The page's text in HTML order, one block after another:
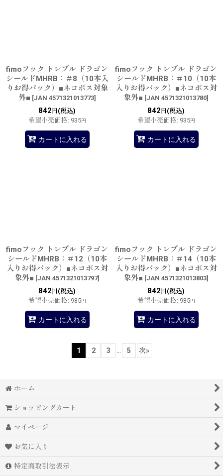
fimoフック トレブル ドラゴン
シールドMHRB：＃8（10本入
りお得パック）■ネコポス対象
外■ [JAN 4571321013773]
842 円(税込)
希望小売価格: 935円
カートに入れる
fimoフック トレブル ドラゴン
シールドMHRB：＃10（10本
入りお得パック）■ネコポス対
象外■ [JAN 4571321013780]
842 円(税込)
希望小売価格: 935円
カートに入れる
fimoフック トレブル ドラゴン
シールドMHRB：＃12（10本
入りお得パック）■ネコポス対
象外■ [JAN 4571321013797]
842 円(税込)
希望小売価格: 935円
カートに入れる
fimoフック トレブル ドラゴン
シールドMHRB：＃14（10本
入りお得パック）■ネコポス対
象外■ [JAN 4571321013803]
842 円(税込)
希望小売価格: 935円
カートに入れる
1 2 3 5 次»
ホーム
ショッピングカート
マイページ
お気に入り
特定商取引法表示